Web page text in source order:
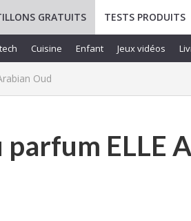
GRATUITS TESTS PRODUITS
Cuisine Enfant Jeux vidéos
Oud
ELLE